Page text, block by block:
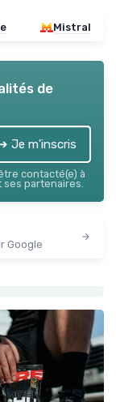
Mistral
de
Je m'inscris
contacté(e) à
ses partenaires.
Google